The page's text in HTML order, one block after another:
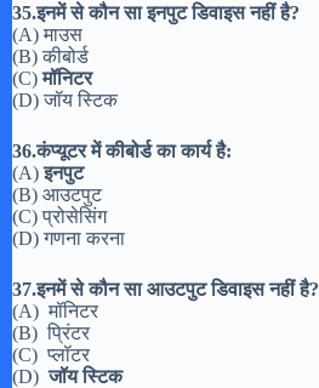
35.इनमें से कौन सा इनपुट डिवाइस नहीं है?
(A) माउस
(B) कीबोर्ड
(C)मॉनिटर
(D) जॉय स्टिक
36.कंप्यूटर में कीबोर्ड का कार्य है:
(A)इनपुट
(B) आउटपुट
(C) प्रोसेसिंग
(D) गणना करना
37.इनमें से कौन सा आउटपुट डिवाइस नहीं है?
(A) मॉनिटर
(B) प्रिंटर
(C) प्लॉटर
(D)जॉय स्टिक